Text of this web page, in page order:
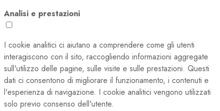
Analisi e prestazioni
I cookie analitici ci aiutano a comprendere come gli utenti
interagiscono con il sito, raccogliendo informazioni aggregate
sull'utilizzo delle pagine, sulle visite e sulle prestazioni. Questi
dati ci consentono di migliorare il funzionamento, i contenuti e
l'esperienza di navigazione. I cookie analitici vengono utilizzati
solo previo consenso dell'utente.